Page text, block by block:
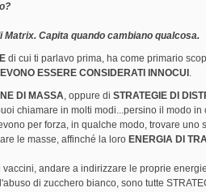
Capita quando cambiano qualcosa.
di cui ti parlavo prima, ha come primario
ESSERE CONSIDERATI INNOCUI .
DI MASSA, oppure di STRATEGIE DI
chiamare in molti modi...persino il modo in
per forza, in qualche modo, trovare uno
le masse, affinché la loro ENERGIA DI
andare a indirizzare le proprie
di zucchero bianco, sono tutte